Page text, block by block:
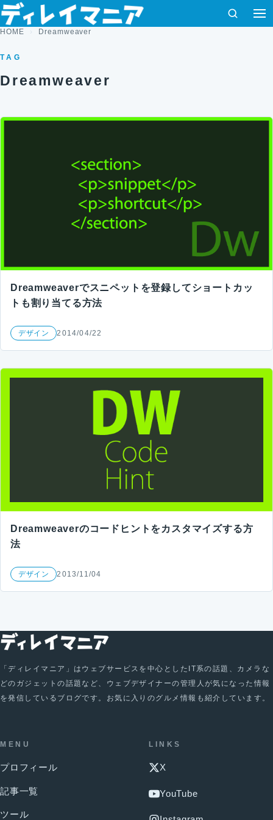
コンテンツへスキップ
検索
HOME Dreamweaver
TAG
Dreamweaver
Dreamweaverでスニペットを登録してショートカッ
トも割り当てる方法
デザイン 2014/04/22
Dreamweaverのコードヒントをカスタマイズする方
法
デザイン 2013/11/04
「ディレイマニア」はウェブサービスを中心としたIT系の話題、カメラな
どのガジェットの話題など、ウェブデザイナーの管理人が気になった情報
を発信しているブログです。お気に入りのグルメ情報も紹介しています。
MENU
プロフィール
記事一覧
ツール
LINKS
X
YouTube